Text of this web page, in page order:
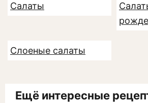
Салаты
Слоеные салаты
Ещё интересные